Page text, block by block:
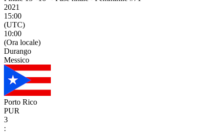
2021
15:00
(UTC)
10:00
(Ora locale)
Durango
Messico
Porto Rico
PUR
3
: